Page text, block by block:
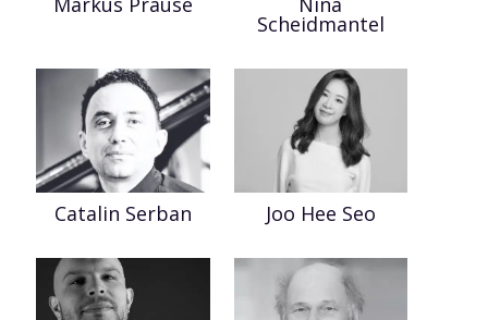
Scheidmantel
Catalin Serban Joo Hee Seo